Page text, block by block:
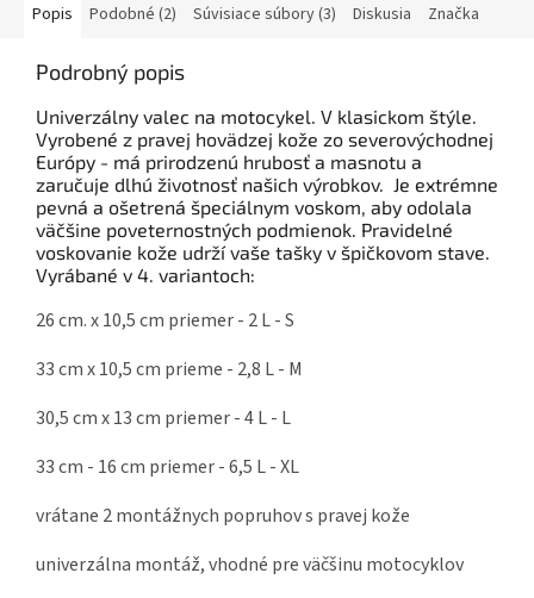
Popis Podobné (2) Súvisiace súbory (3) Diskusia Značka
Podrobný popis
Univerzálny valec na motocykel. V klasickom štýle.
Vyrobené z pravej hovädzej kože zo severovýchodnej
Európy - má prirodzenú hrubosť a masnotu a
zaručuje dlhú životnosť našich výrobkov. Je extrémne
pevná a ošetrená špeciálnym voskom, aby odolala
väčšine poveternostných podmienok. Pravidelné
voskovanie kože udrží vaše tašky v špičkovom stave.
Vyrábané v 4. variantoch:
26 cm. x 10,5 cm priemer - 2 L - S
33 cm x 10,5 cm prieme - 2,8 L - M
30,5 cm x 13 cm priemer - 4 L - L
33 cm - 16 cm priemer - 6,5 L - XL
vrátane 2 montážnych popruhov s pravej kože
univerzálna montáž, vhodné pre väčšinu motocyklov